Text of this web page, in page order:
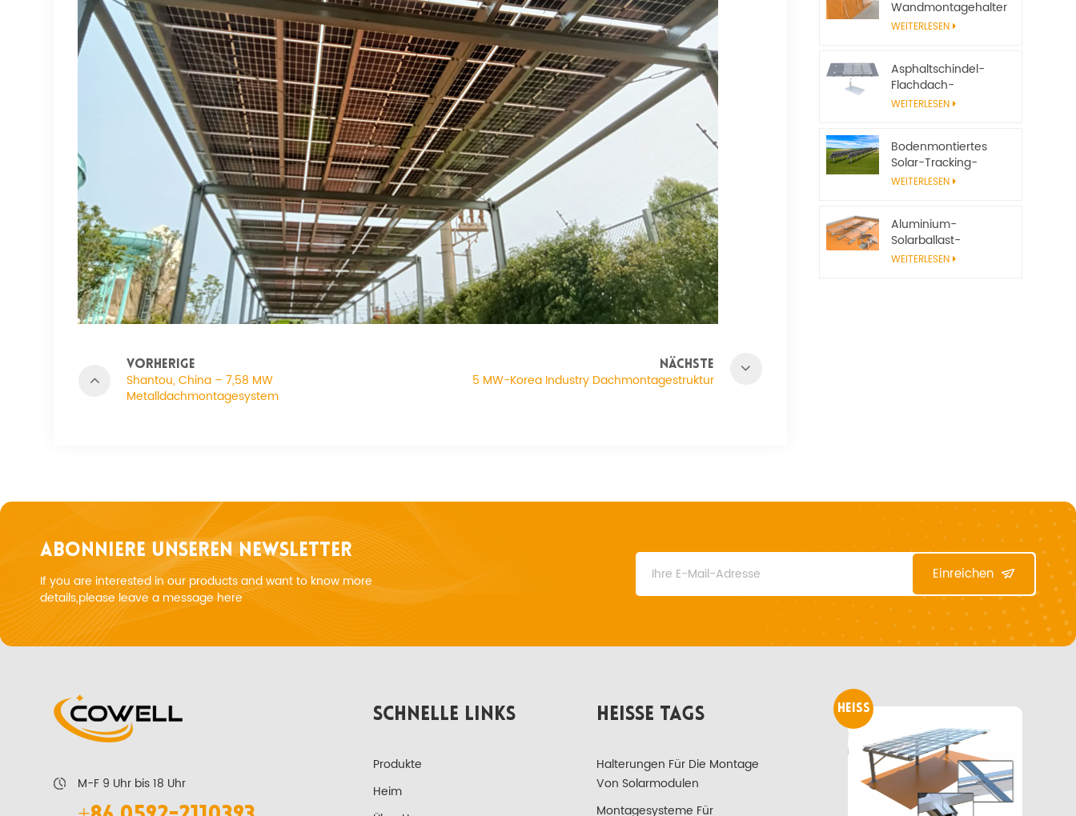
VORHERIGE
Shantou, China – 7,58 MW
Metalldachmontagesystem
NÄCHSTE
5 MW-Korea Industry Dachmontagestruktur
Wandmontagehalterungen
aus Aluminium für
WEITERLESEN
Asphaltschindel-
Flachdach-
Solarpanel-
WEITERLESEN
Bodenmontiertes
Solar-Tracking-
System, verstellbarer
WEITERLESEN
Aluminium-
Solarballast-
Montagerahmen,
WEITERLESEN
ABONNIERE UNSEREN NEWSLETTER
If you are interested in our products and want to know more
details,please leave a message here
Einreichen
M-F 9 Uhr bis 18 Uhr
SCHNELLE LINKS
Produkte
Heim
HEISSE TAGS
Halterungen Für Die Montage
Von Solarmodulen
Montagesysteme Für
HEISS